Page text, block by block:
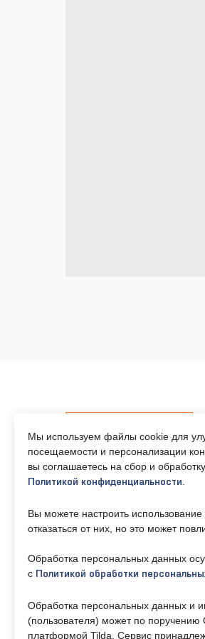
Контакты
Телефон единого
8 (495) 161-00-40
okc-
svao@svao.mos.ru
Почта:
Мы используем файлы cookie для
посещаемости и персонализации
вы соглашаетесь на сбор и
Политикой конфиденциальности.
Вы можете настроить
отказаться от них, но это может
Обработка персональных данных
с Политикой обработки
Обработка персональных данных и
(пользователя) может по поручению
платформой Tilda. Сервис